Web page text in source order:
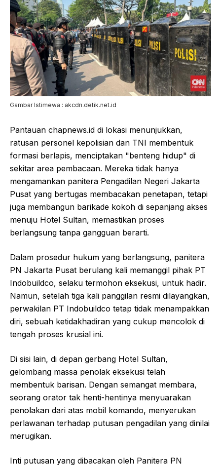
Gambar Istimewa : akcdn.detik.net.id
Pantauan chapnews.id di lokasi menunjukkan,
ratusan personel kepolisian dan TNI membentuk
formasi berlapis, menciptakan "benteng hidup" di
sekitar area pembacaan. Mereka tidak hanya
mengamankan panitera Pengadilan Negeri Jakarta
Pusat yang bertugas membacakan penetapan, tetapi
juga membangun barikade kokoh di sepanjang akses
menuju Hotel Sultan, memastikan proses
berlangsung tanpa gangguan berarti.
Dalam prosedur hukum yang berlangsung, panitera
PN Jakarta Pusat berulang kali memanggil pihak PT
Indobuildco, selaku termohon eksekusi, untuk hadir.
Namun, setelah tiga kali panggilan resmi dilayangkan,
perwakilan PT Indobuildco tetap tidak menampakkan
diri, sebuah ketidakhadiran yang cukup mencolok di
tengah proses krusial ini.
Di sisi lain, di depan gerbang Hotel Sultan,
gelombang massa penolak eksekusi telah
membentuk barisan. Dengan semangat membara,
seorang orator tak henti-hentinya menyuarakan
penolakan dari atas mobil komando, menyerukan
perlawanan terhadap putusan pengadilan yang dinilai
merugikan.
Inti putusan yang dibacakan oleh Panitera PN